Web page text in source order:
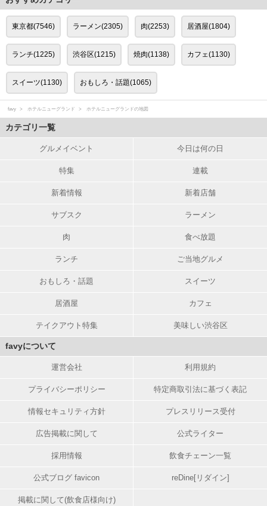
東京都(7546) ラーメン(2305) 肉(2253) 居酒屋(1804)
ランチ(1225) 渋谷区(1215) 焼肉(1138) カフェ(1130)
スイーツ(1130) おもしろ・話題(1065)
favy ホテルニューグランド ホテルニューグランドの地図
カテゴリ一覧
グルメイベント 今日は何の日
特集 連載
新着情報 新着店舗
サブスク ラーメン
肉 食べ放題
ランチ ご当地グルメ
おもしろ・話題 スイーツ
居酒屋 カフェ
テイクアウト特集 美味しい渋谷区
favyについて
運営会社 利用規約
プライバシーポリシー 特定商取引法に基づく表記
情報セキュリティ方針 プレスリリース受付
広告掲載に関して 公式ライター
採用情報 飲食チェーン一覧
公式ブログ favicon reDine[リダイン]
掲載に関して(飲食店様向け)